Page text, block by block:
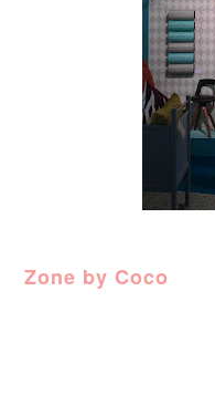
Zone by Coco